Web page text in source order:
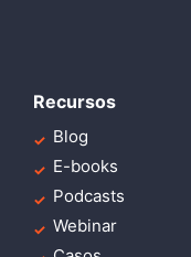
Recursos
Blog
E-books
Podcasts
Webinar